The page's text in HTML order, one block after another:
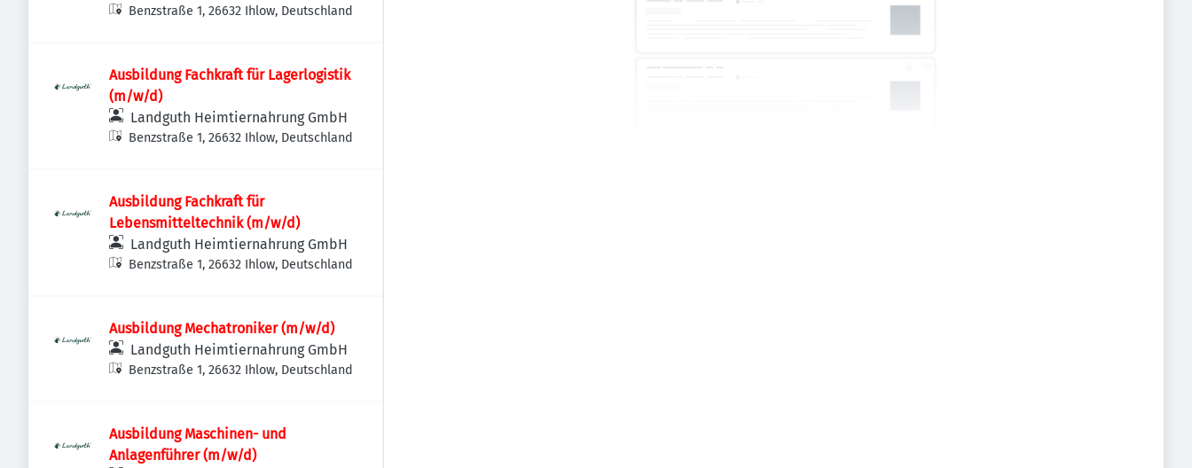
Benzstraße 1, 26632 Ihlow, Deutschland
Ausbildung Fachkraft für Lagerlogistik
(m/w/d)
Landguth Heimtiernahrung GmbH
Benzstraße 1, 26632 Ihlow, Deutschland
Ausbildung Fachkraft für
Lebensmitteltechnik (m/w/d)
Landguth Heimtiernahrung GmbH
Benzstraße 1, 26632 Ihlow, Deutschland
Ausbildung Mechatroniker (m/w/d)
Landguth Heimtiernahrung GmbH
Benzstraße 1, 26632 Ihlow, Deutschland
Ausbildung Maschinen- und
Anlagenführer (m/w/d)